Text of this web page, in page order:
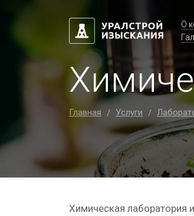
О
Главная / Услуги /
Химическая лаборатория